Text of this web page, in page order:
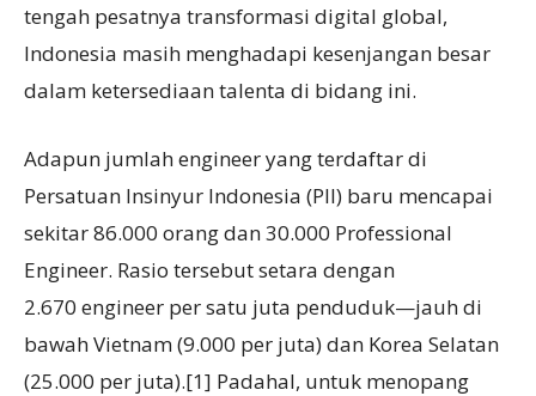
tengah pesatnya transformasi digital global,
Indonesia masih menghadapi kesenjangan besar
dalam ketersediaan talenta di bidang ini.
Adapun jumlah engineer yang terdaftar di
Persatuan Insinyur Indonesia (PII) baru mencapai
sekitar 86.000 orang dan 30.000 Professional
Engineer. Rasio tersebut setara dengan
2.670 engineer per satu juta penduduk—jauh di
bawah Vietnam (9.000 per juta) dan Korea Selatan
(25.000 per juta).[1] Padahal, untuk menopang